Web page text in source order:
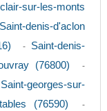
sur-les-monts
Saint-denis-d'aclon
- Saint-denis-
(76800) -
Saint-georges-sur-
(76590) -